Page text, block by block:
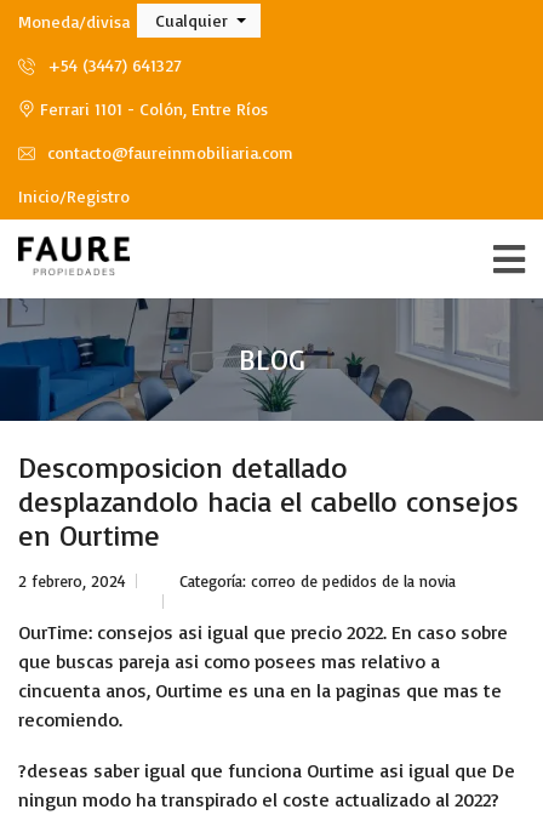
Moneda/divisa Cualquier
+54 (3447) 641327
Ferrari 1101 - Colón, Entre Ríos
contacto@faureinmobiliaria.com
Inicio/Registro
BLOG
Descomposicion detallado
desplazandolo hacia el cabello consejos
en Ourtime
2 febrero, 2024 Categoría: correo de pedidos de la novia
OurTime: consejos asi igual que precio 2022. En caso sobre
que buscas pareja asi como posees mas relativo a
cincuenta anos, Ourtime es una en la paginas que mas te
recomiendo.
?deseas saber igual que funciona Ourtime asi igual que De
ningun modo ha transpirado el coste actualizado al 2022?